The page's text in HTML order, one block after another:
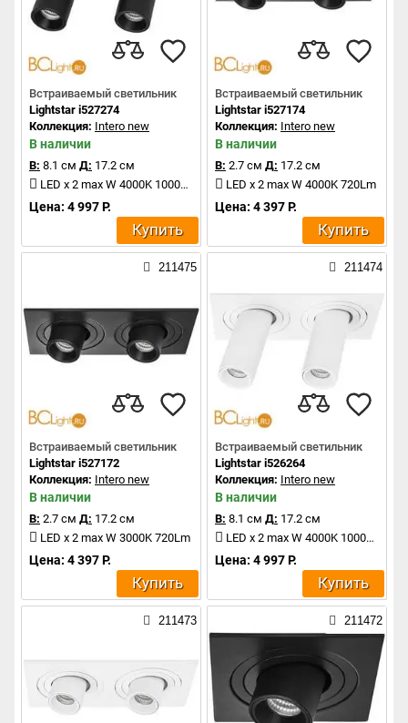
Встраиваемый светильник
Lightstar i527274
Коллекция: Intero new
В наличии
В: 8.1 см Д: 17.2 см
LED x 2 max W 4000K 1000Lm
Цена: 4 997 Р.
Купить
Встраиваемый светильник
Lightstar i527174
Коллекция: Intero new
В наличии
В: 2.7 см Д: 17.2 см
LED x 2 max W 4000K 720Lm
Цена: 4 397 Р.
Купить
211475
Встраиваемый светильник
Lightstar i527172
Коллекция: Intero new
В наличии
В: 2.7 см Д: 17.2 см
LED x 2 max W 3000K 720Lm
Цена: 4 397 Р.
Купить
211474
Встраиваемый светильник
Lightstar i526264
Коллекция: Intero new
В наличии
В: 8.1 см Д: 17.2 см
LED x 2 max W 4000K 1000Lm
Цена: 4 997 Р.
Купить
211473 211472